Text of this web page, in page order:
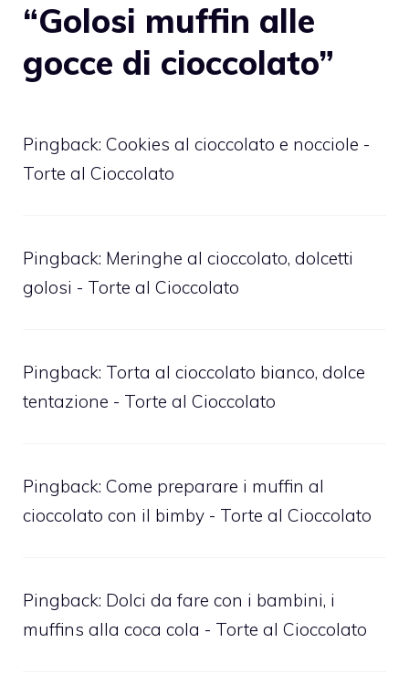
“Golosi muffin alle
gocce di cioccolato”
Pingback: Cookies al cioccolato e nocciole -
Torte al Cioccolato
Pingback: Meringhe al cioccolato, dolcetti
golosi - Torte al Cioccolato
Pingback: Torta al cioccolato bianco, dolce
tentazione - Torte al Cioccolato
Pingback: Come preparare i muffin al
cioccolato con il bimby - Torte al Cioccolato
Pingback: Dolci da fare con i bambini, i
muffins alla coca cola - Torte al Cioccolato